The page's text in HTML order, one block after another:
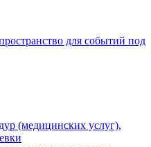
для событий под
(медицинских услуг),